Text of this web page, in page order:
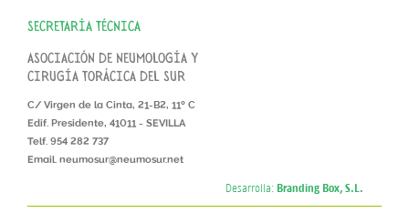
SECRETARÍA TÉCNICA
ASOCIACIÓN DE NEUMOLOGÍA Y
CIRUGÍA TORÁCICA DEL SUR
C/ Virgen de la Cinta, 21-B2, 11º C
Edif. Presidente, 41011 - SEVILLA
Telf. 954 282 737
Email. neumosur@neumosur.net
Desarrolla: Branding Box, S.L.